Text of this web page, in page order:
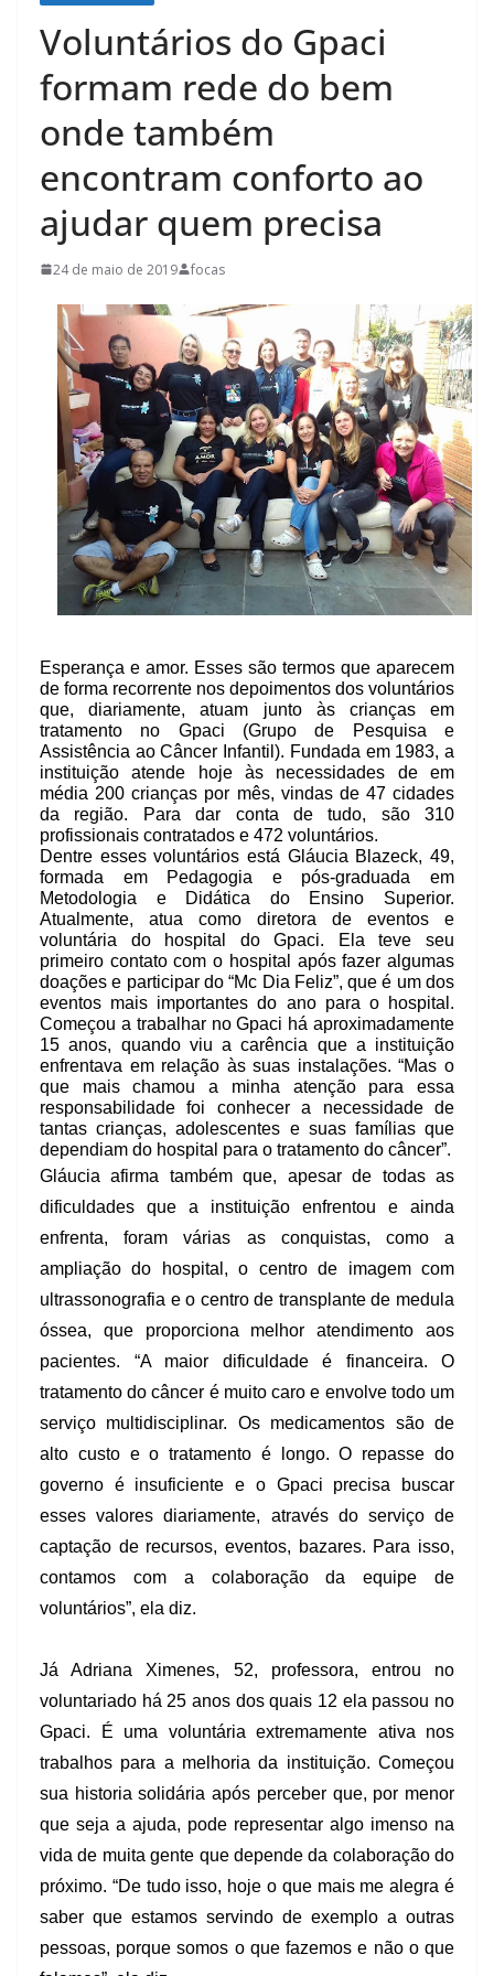
Voluntários do Gpaci
formam rede do bem
onde também
encontram conforto ao
ajudar quem precisa
24 de maio de 2019 focas
Esperança e amor. Esses são termos que aparecem
de forma recorrente nos depoimentos dos voluntários
que, diariamente, atuam junto às crianças em
tratamento no Gpaci (Grupo de Pesquisa e
Assistência ao Câncer Infantil). Fundada em 1983, a
instituição atende hoje às necessidades de em
média 200 crianças por mês, vindas de 47 cidades
da região. Para dar conta de tudo, são 310
profissionais contratados e 472 voluntários.
Dentre esses voluntários está Gláucia Blazeck, 49,
formada em Pedagogia e pós-graduada em
Metodologia e Didática do Ensino Superior.
Atualmente, atua como diretora de eventos e
voluntária do hospital do Gpaci. Ela teve seu
primeiro contato com o hospital após fazer algumas
doações e participar do “Mc Dia Feliz”, que é um dos
eventos mais importantes do ano para o hospital.
Começou a trabalhar no Gpaci há aproximadamente
15 anos, quando viu a carência que a instituição
enfrentava em relação às suas instalações. “Mas o
que mais chamou a minha atenção para essa
responsabilidade foi conhecer a necessidade de
tantas crianças, adolescentes e suas famílias que
dependiam do hospital para o tratamento do câncer”.
Gláucia afirma também que, apesar de todas as
dificuldades que a instituição enfrentou e ainda
enfrenta, foram várias as conquistas, como a
ampliação do hospital, o centro de imagem com
ultrassonografia e o centro de transplante de medula
óssea, que proporciona melhor atendimento aos
pacientes. “A maior dificuldade é financeira. O
tratamento do câncer é muito caro e envolve todo um
serviço multidisciplinar. Os medicamentos são de
alto custo e o tratamento é longo. O repasse do
governo é insuficiente e o Gpaci precisa buscar
esses valores diariamente, através do serviço de
captação de recursos, eventos, bazares. Para isso,
contamos com a colaboração da equipe de
voluntários”, ela diz.
Já Adriana Ximenes, 52, professora, entrou no
voluntariado há 25 anos dos quais 12 ela passou no
Gpaci. É uma voluntária extremamente ativa nos
trabalhos para a melhoria da instituição. Começou
sua historia solidária após perceber que, por menor
que seja a ajuda, pode representar algo imenso na
vida de muita gente que depende da colaboração do
próximo. “De tudo isso, hoje o que mais me alegra é
saber que estamos servindo de exemplo a outras
pessoas, porque somos o que fazemos e não o que